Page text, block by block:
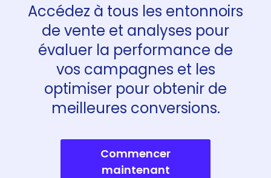
Accédez à tous les entonnoirs
de vente et analyses pour
évaluer la performance de
vos campagnes et les
optimiser pour obtenir de
meilleures conversions.
Commencer
maintenant